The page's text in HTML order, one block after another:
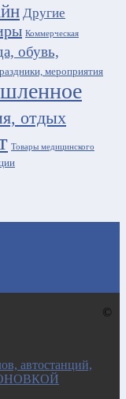
Другие
Коммерческая
обувь,
мероприятия
отдых
Товары медицинского
автостанций,
©